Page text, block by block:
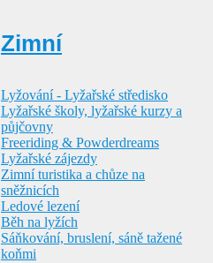
Zimní
Lyžování - Lyžařské středisko
Lyžařské školy, lyžařské kurzy a
půjčovny
Freeriding & Powderdreams
Lyžařské zájezdy
Zimní turistika a chůze na
sněžnicích
Ledové lezení
Běh na lyžích
Sáňkování, bruslení, sáně tažené
koňmi